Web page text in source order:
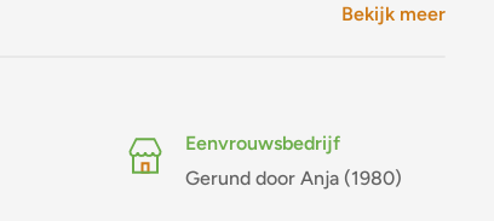
Bekijk meer
Eenvrouwsbedrijf
Gerund door Anja (1980)